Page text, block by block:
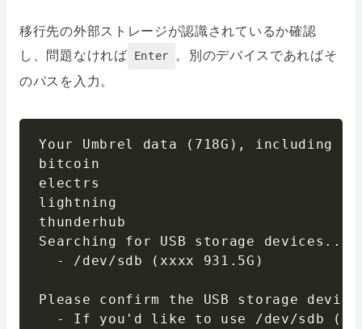
移行先の外部ストレージが認識されているか確認
し、問題なければ
Enter
。別のデバイスであればそ
のパスを入力。
Your Umbrel data (718G), including
bitcoin
electrs
lightning
thunderhub
Searching for USB storage devices...
  - /dev/sdb (xxxx 931.5G)
Please confirm the USB storage
- If you'd like to use /dev/sdb